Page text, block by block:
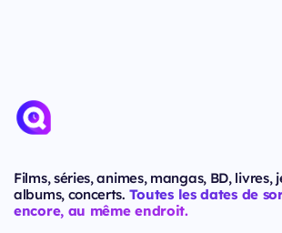
Films, séries, animes, mangas, BD, livres,
albums, concerts. Toutes les dates de
encore, au même endroit.